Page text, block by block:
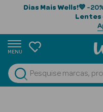
Dias Mais Wells!💙 -
Lentes
MENU
Ver Tudo